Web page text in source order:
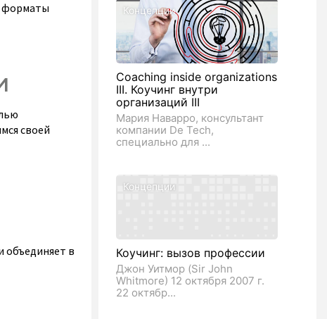
форматы
своей
объединяет в
Концепции
Coaching inside organizations
III. Коучинг внутри
организаций III
Мария Наварро, консультант
компании De Tech,
специально для ...
Концепции
Коучинг: вызов профессии
Джон Уитмор (Sir John
Whitmore) 12 октября 2007 г.
22 октябр...